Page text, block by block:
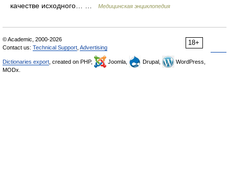
качестве исходного… …
Медицинская энциклопедия
18+
© Academic, 2000-2026
Contact us: Technical Support Advertising
Dictionaries export , created on PHP, Joomla, Drupal,
WordPress,
MODx.